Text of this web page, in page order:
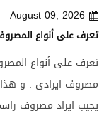
كافة جوانبها حيث
المركز المالي بقيمتها
سرية . 3- تدعم مبدأ الافصاح المحاسبي .
August 09, 2026
تعرف على أنواع
تعرف على أنواع
مصروف ايرادى : و
يجيب ايراد مصروف